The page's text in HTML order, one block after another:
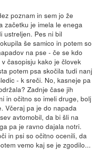
poznam in sem jo že
začetku je imela le enega
ustreljen. Pes ni bil
še samico in potem so
na pse - če se kdo
časopisju kako je človek
potem psa skočila tudi nanj
- k sreči. No, kasneje pa
Zadnje čase jih
in očitno so imeli druge, bolj
Včeraj pa je do napada
avtomobil, da bi šli na
pa je ravno dajala notri.
in psi so očitno ocenili, da
vemo kaj se je zgodilo...